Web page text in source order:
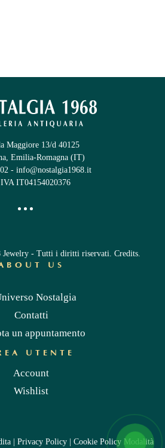
Maggiore 13/d 40125
Emilia-Romagna (IT)
- info@nostalgia1968.it
IVA IT04154020376
Jewelry - Tutti i diritti riservati. Credits.
US
Nostalgia
Contatti
un appuntamento
UTENTE
Account
Wishlist
Privacy Policy Cookie Policy Modalità